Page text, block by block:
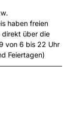
haben freien
direkt über die
von 6 bis 22 Uhr
Feiertagen)